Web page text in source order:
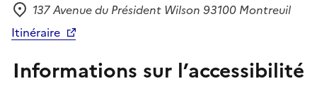
Adresse
137 Avenue du Président Wilson 93100 Montreuil
Itinéraire
Informations sur l’accessibilité